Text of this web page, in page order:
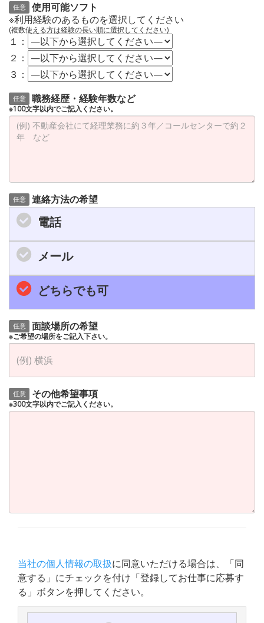
任意
使用可能ソフト
※利用経験のあるものを選択してください
(複数使える方は経験の長い順に選択してください)
１：
２：
３：
任意 職務経歴・経験年数など
※100文字以内でご記入ください。
任意 連絡方法の希望
電話
メール
どちらでも可
任意 面談場所の希望
※ご希望の場所をご記入下さい。
任意 その他希望事項
※300文字以内でご記入ください。
当社の個人情報の取扱に同意いただける場合は、「同
意する」にチェックを付け「登録してお仕事に応募す
る」ボタンを押してください。